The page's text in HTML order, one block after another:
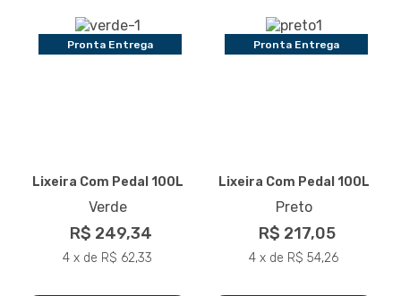
Pronta Entrega
Lixeira Com Pedal 100L
Verde
R$ 249,34
4 x de R$ 62,33
Pronta Entrega
Lixeira Com Pedal 100L
Preto
R$ 217,05
4 x de R$ 54,26